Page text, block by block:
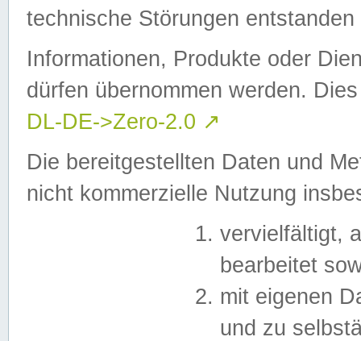
technische Störungen
Informationen, Produkte oder
dürfen übernommen werden.
DL-DE->Zero-2.0 ↗
Die bereitgestellten Daten und
nicht kommerzielle Nutzung
vervielfältigt,
bearbeitet
mit eigenen
und zu